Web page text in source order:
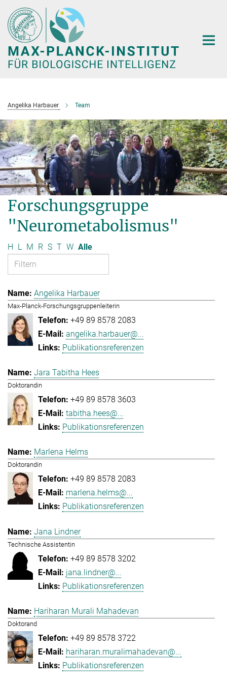
Hauptinhalt
Angelika Harbauer Team
Forschungsgruppe
"Neurometabolismus"
H L M R S T W Alle
Angelika Harbauer
Max-Planck-Forschungsgruppenleiterin
+49 89 8578 2083
angelika.harbauer@...
Publikationsreferenzen
Jara Tabitha Hees
Doktorandin
+49 89 8578 3603
tabitha.hees@...
Publikationsreferenzen
Marlena Helms
Doktorandin
+49 89 8578 2083
marlena.helms@...
Publikationsreferenzen
Jana Lindner
Technische Assistentin
+49 89 8578 3202
jana.lindner@...
Publikationsreferenzen
Hariharan Murali Mahadevan
Doktorand
+49 89 8578 3722
hariharan.muralimahadevan@...
Publikationsreferenzen